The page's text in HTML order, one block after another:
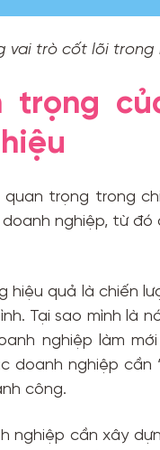
vai trò cốt lõi
trọng
trọng trong
nghiệp, từ đó
hiệu quả là chiến
Tại sao mình là
nghiệp làm
doanh nghiệp
công.
nghiệp cần xây